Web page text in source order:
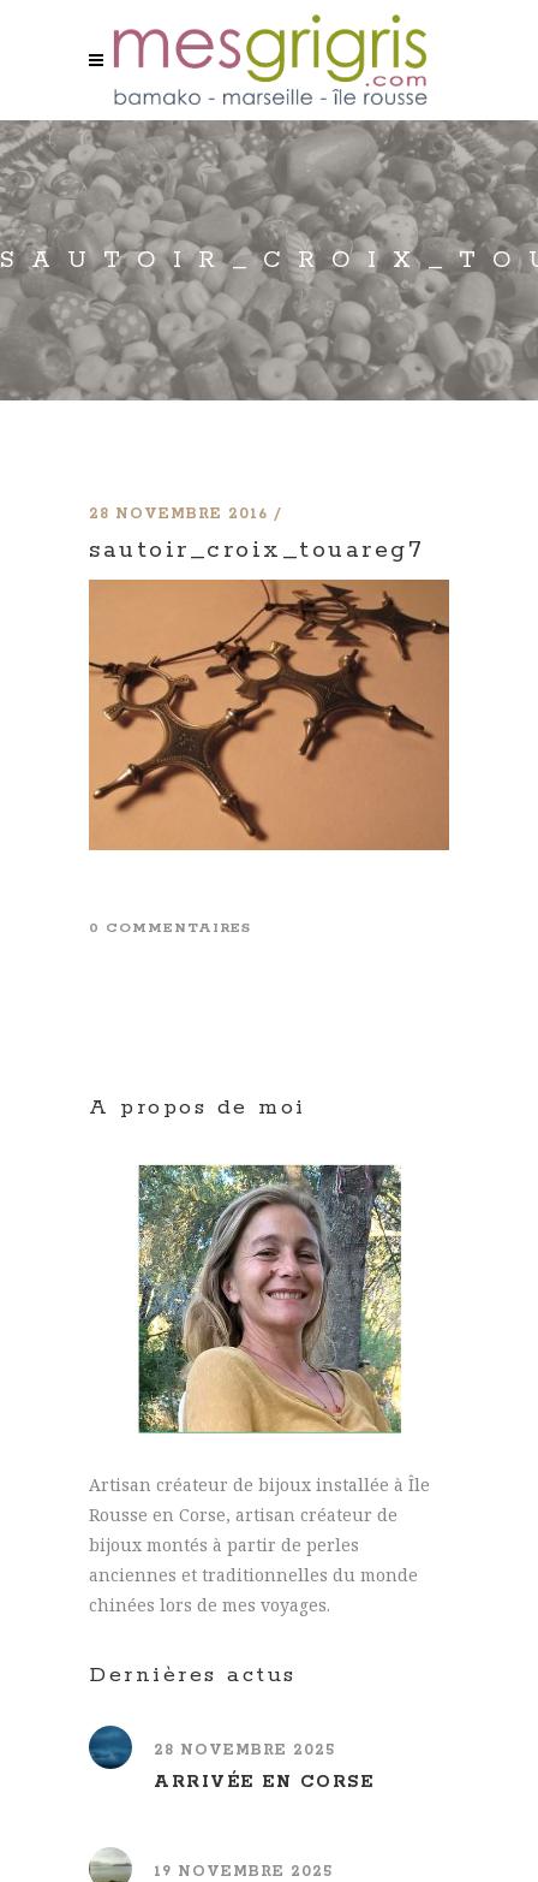
28 NOVEMBRE 2016
sautoir_croix_touareg7
0 COMMENTAIRES
A propos de moi
Artisan créateur de bijoux installée à Île
Rousse en Corse, artisan créateur de
bijoux montés à partir de perles
anciennes et traditionnelles du monde
chinées lors de mes voyages.
Dernières actus
28 NOVEMBRE 2025
ARRIVÉE EN CORSE
19 NOVEMBRE 2025